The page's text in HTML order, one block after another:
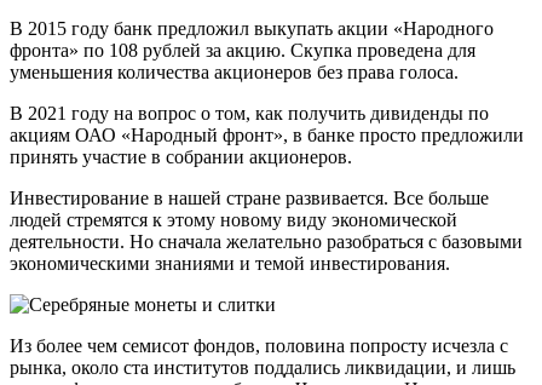
В 2015 году банк предложил выкупать акции «Народного
фронта» по 108 рублей за акцию. Скупка проведена для
уменьшения количества акционеров без права голоса.
В 2021 году на вопрос о том, как получить дивиденды по
акциям ОАО «Народный фронт», в банке просто предложили
принять участие в собрании акционеров.
Инвестирование в нашей стране развивается. Все больше
людей стремятся к этому новому виду экономической
деятельности. Но сначала желательно разобраться с базовыми
экономическими знаниями и темой инвестирования.
Из более чем семисот фондов, половина попросту исчезла с
рынка, около ста институтов поддались ликвидации, и лишь